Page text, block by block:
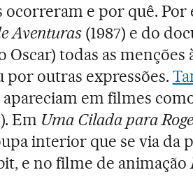
ocorreram e por quê.
Aventuras(1987) e do
Oscar) todas as menções
por outras expressões.
apareciam em filmes
Em Uma Cilada para
interior que se via da
e no filme de animação